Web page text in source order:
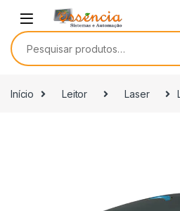
Início Leitor Laser